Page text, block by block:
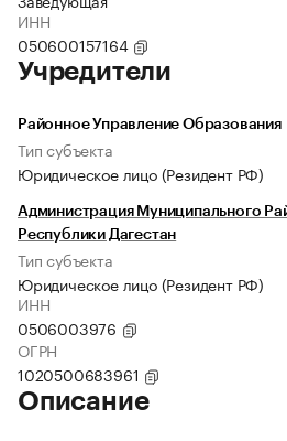
ИНН
050600157164
Учредители
Районное Управление Образования
Тип субъекта
Юридическое лицо (Резидент РФ)
Администрация Муниципального
Республики Дагестан
Тип субъекта
Юридическое лицо (Резидент РФ)
ИНН
0506003976
ОГРН
1020500683961
Описание